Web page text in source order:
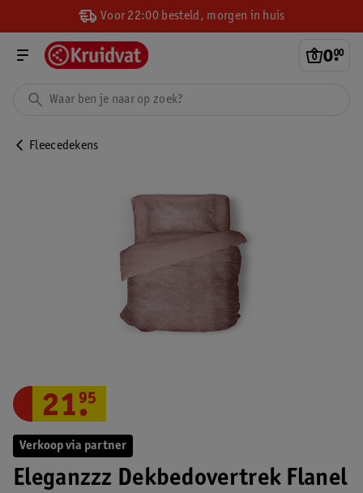
Voor 22:00 besteld, morgen in huis
0.
00
Fleecedekens
Verkoop via partner
Eleganzzz Dekbedovertrek Flanel
21.
95